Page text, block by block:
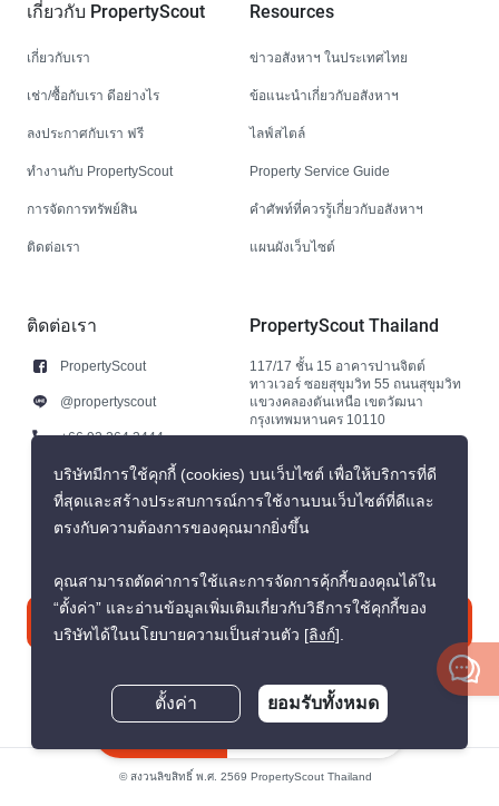
เกี่ยวกับ PropertyScout
เกี่ยวกับเรา
เช่า/ซื้อกับเรา ดีอย่างไร
ลงประกาศกับเรา ฟรี
ทำงานกับ PropertyScout
การจัดการทรัพย์สิน
ติดต่อเรา
Resources
ข่าวอสังหาฯ ในประเทศไทย
ข้อแนะนำเกี่ยวกับอสังหาฯ
ไลฟ์สไตล์
Property Service Guide
คำศัพท์ที่ควรรู้เกี่ยวกับอสังหาฯ
แผนผังเว็บไซต์
ติดต่อเรา
PropertyScout
@propertyscout
+66 92 264 3444
+66 92 264 3444
contact@propertyscout.co.th
PropertyScout Thailand
117/17 ชั้น 15 อาคารปานจิตต์
ทาวเวอร์ ซอยสุขุมวิท 55 ถนนสุขุมวิท
แขวงคลองตันเหนือ เขตวัฒนา
กรุงเทพมหานคร 10110
ติดต่อเรา
© สงวนลิขสิทธิ์ พ.ศ. 2569 PropertyScout Thailand
บริษัทมีการใช้คุกกี้ (cookies) บนเว็บไซต์ เพื่อให้บริการที่ดี
ที่สุดและสร้างประสบการณ์การใช้งานบนเว็บไซต์ที่ดีและ
ตรงกับความต้องการของคุณมากยิ่งขึ้น
คุณสามารถตัดค่าการใช้และการจัดการคุ้กกี้ของคุณได้ใน
“ตั้งค่า” และอ่านข้อมูลเพิ่มเติมเกี่ยวกับวิธีการใช้คุกกี้ของ
บริษัทได้ในนโยบายความเป็นส่วนตัว [ลิงก์].
ตั้งค่า ยอมรับทั้งหมด